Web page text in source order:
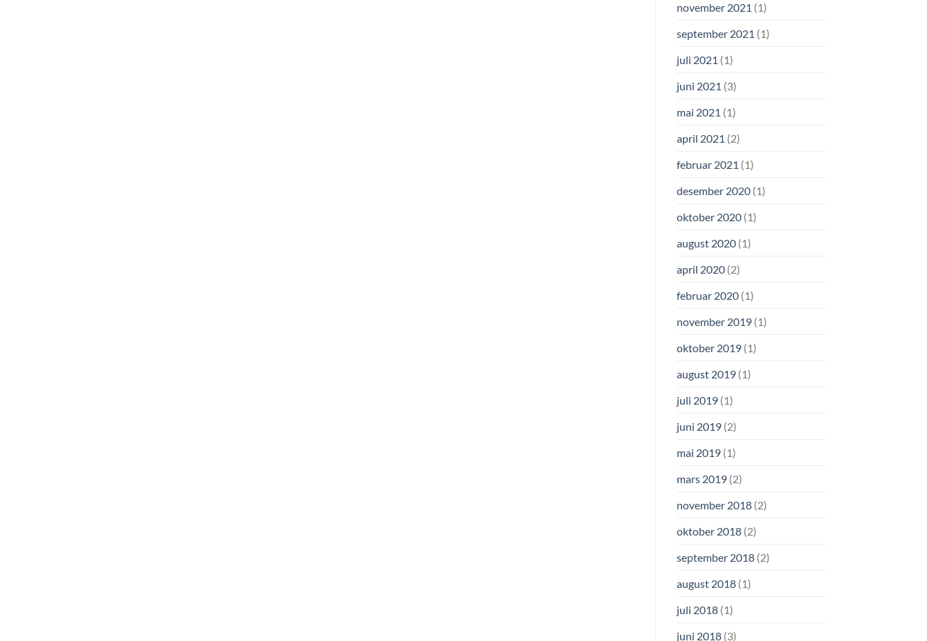
november 2021 (1)
september 2021 (1)
juli 2021 (1)
juni 2021 (3)
mai 2021 (1)
april 2021 (2)
februar 2021 (1)
desember 2020(1)
oktober 2020(1)
august 2020(1)
april 2020(2)
februar 2020(1)
november 2019(1)
oktober 2019(1)
august 2019(1)
juli 2019(1)
juni 2019(2)
mai 2019(1)
mars 2019(2)
november 2018(2)
oktober 2018(2)
september 2018(2)
august 2018(1)
juli 2018(1)
juni 2018(3)